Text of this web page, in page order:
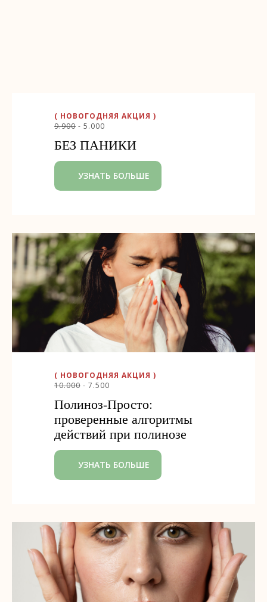
( НОВОГОДНЯЯ АКЦИЯ )
9.900 - 5.000
БЕЗ ПАНИКИ
УЗНАТЬ БОЛЬШЕ
( НОВОГОДНЯЯ АКЦИЯ )
10.000 - 7.500
Полиноз-Просто:
проверенные алгоритмы
действий при полинозе
УЗНАТЬ БОЛЬШЕ